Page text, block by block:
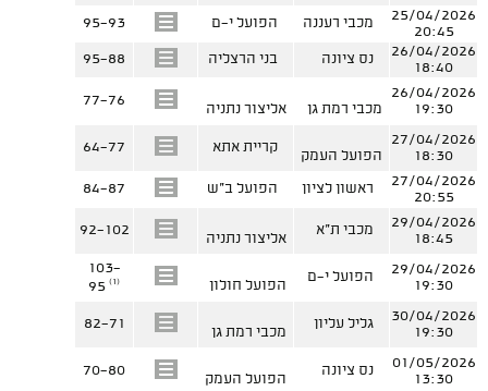
25/04/2026
20:45
מכבי רעננה הפועל י-ם
95-93
26/04/2026
18:40
נס ציונה בני הרצליה 95-88
26/04/2026
19:30
מכבי רמת גן אליצור נתניה
77-76
27/04/2026
18:30
הפועל העמק
קריית אתא 64-77
27/04/2026
20:55
ראשון לציון הפועל ב"ש 84-87
29/04/2026
18:45
מכבי ת"א
אליצור נתניה
92-102
29/04/2026
19:30
הפועל י-ם
הפועל חולון
103-
95(1)
30/04/2026
19:30
גליל עליון
מכבי רמת גן
82-71
01/05/2026
13:30
נס ציונה
הפועל העמק
70-80